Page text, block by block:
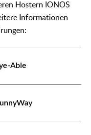
Hostern IONOS
Informationen
Able